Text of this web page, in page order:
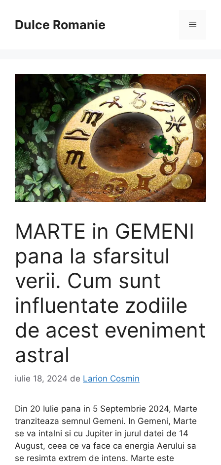
conținutDulce Romanie Meniu
MARTE in GEMENI
pana la sfarsitul
verii. Cum sunt
influentate zodiile
de acest eveniment
astral
iulie 18, 2024 de Larion Cosmin
Din 20 Iulie pana in 5 Septembrie 2024, Marte
tranziteaza semnul Gemeni. In Gemeni, Marte
se va intalni si cu Jupiter in jurul datei de 14
August, ceea ce va face ca energia Aerului sa
se resimta extrem de intens. Marte este